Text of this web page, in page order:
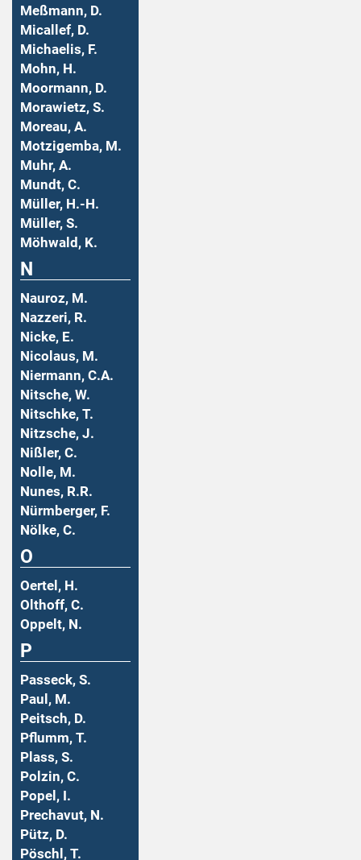
Meßmann, D.
Micallef, D.
Michaelis, F.
Mohn, H.
Moormann, D.
Morawietz, S.
Moreau, A.
Motzigemba, M.
Muhr, A.
Mundt, C.
Müller, H.-H.
Müller, S.
Möhwald, K.
N
Nauroz, M.
Nazzeri, R.
Nicke, E.
Nicolaus, M.
Niermann, C.A.
Nitsche, W.
Nitschke, T.
Nitzsche, J.
Nißler, C.
Nolle, M.
Nunes, R.R.
Nürmberger, F.
Nölke, C.
O
Oertel, H.
Olthoff, C.
Oppelt, N.
P
Passeck, S.
Paul, M.
Peitsch, D.
Pflumm, T.
Plass, S.
Polzin, C.
Popel, I.
Prechavut, N.
Pütz, D.
Pöschl, T.